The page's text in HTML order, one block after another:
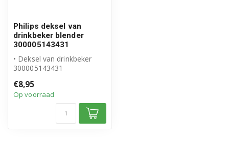
Philips deksel van
drinkbeker blender
300005143431
• Deksel van drinkbeker
300005143431
• Excl. afdic...
€8,95
Op voorraad